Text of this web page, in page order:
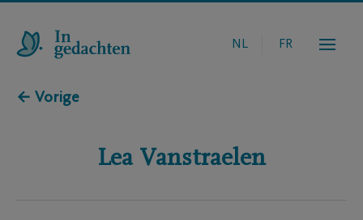
NL FR
← Vorige
Lea Vanstraelen